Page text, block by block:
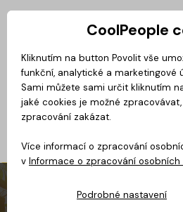
Magazín BusinessClass
CoolPeople
Kliknutím na button Povolit vše
funkční, analytické a marketingové
Sami můžete sami určit kliknutím
jaké cookies je možné
zpracování zakázat.
Více informací o zpracování
v Informace o zpracování osobních
Podrobné nastavení